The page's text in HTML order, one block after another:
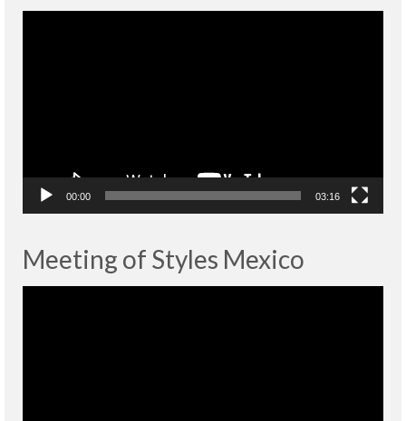
00:00 03:16
Meeting of Styles Mexico